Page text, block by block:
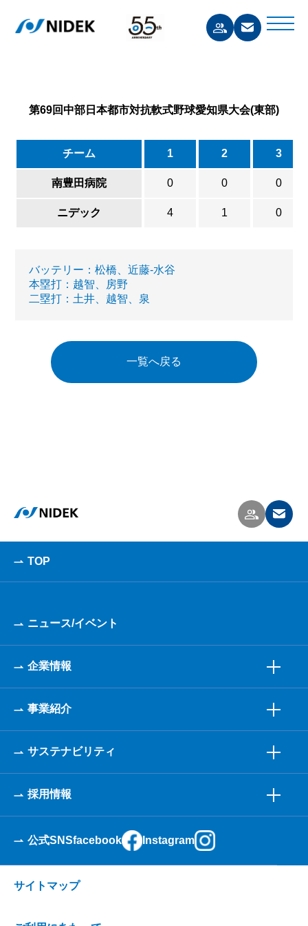
第69回中部日本都市対抗軟式野球愛知県大会(東部)
チーム 1 2 3
南豊田病院 0 0 0
ニデック 4 1 0
バッテリー：松橋、近藤-水谷
本塁打：越智、房野
二塁打：土井、越智、泉
一覧へ戻る
TOP
ニュース/イベント
企業情報
事業紹介
サステナビリティ
採用情報
公式SNSfacebook Instagram
サイトマップ